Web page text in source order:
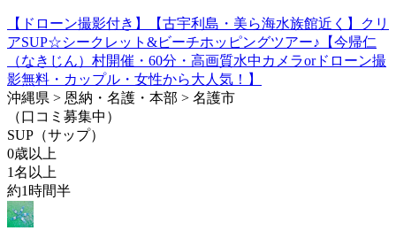
【ドローン撮影付き】【古宇利島・美ら海水族館近く】クリ
アSUP☆シークレット&ビーチホッピングツアー♪【今帰仁
（なきじん）村開催・60分・高画質水中カメラorドローン撮
影無料・カップル・女性から大人気！】
沖縄県 > 恩納・名護・本部 > 名護市
（口コミ募集中）
SUP（サップ）
0歳以上
1名以上
約1時間半